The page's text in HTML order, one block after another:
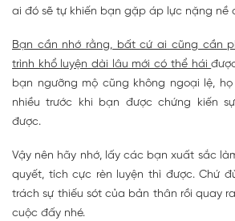
ai đó sẽ tự khiến bạn gặp áp lực nặng nề
Bạn cần nhớ rằng, bất cứ ai cũng cần
trình khổ luyện dài lâu mới có thể hái
bạn ngưỡng mộ cũng không ngoại lệ,
nhiều trước khi bạn được chứng kiến
được.
Vậy nên hãy nhớ, lấy các bạn xuất sắc
quyết, tích cực rèn luyện thì được. Chứ
trách sự thiếu sót của bản thân rồi quay
cuộc đấy nhé.